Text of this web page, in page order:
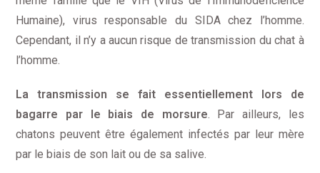
Humaine), virus responsable du SIDA chez l’homme.
Cependant, il n’y a aucun risque de transmission du chat à
l’homme.
La transmission se fait essentiellement lors de
bagarre par le biais de morsure. Par ailleurs, les
chatons peuvent être également infectés par leur mère
par le biais de son lait ou de sa salive.